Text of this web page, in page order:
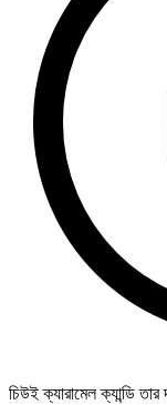
চিউই ক্যারামেল ক্যান্ডি